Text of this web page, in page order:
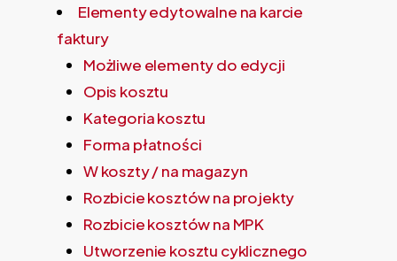
Elementy edytowalne na karcie
faktury
Możliwe elementy do edycji
Opis kosztu
Kategoria kosztu
Forma płatności
W koszty / na magazyn
Rozbicie kosztów na projekty
Rozbicie kosztów na MPK
Utworzenie kosztu cyklicznego